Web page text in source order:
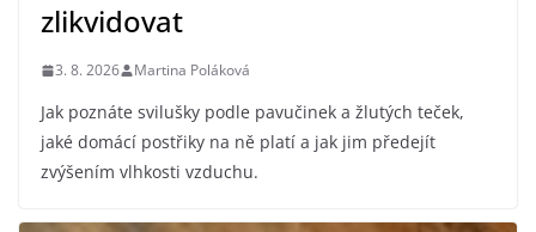
zlikvidovat
3. 8. 2026 Martina Poláková
Jak poznáte svilušky podle pavučinek a žlutých teček,
jaké domácí postřiky na ně platí a jak jim předejít
zvýšením vlhkosti vzduchu.